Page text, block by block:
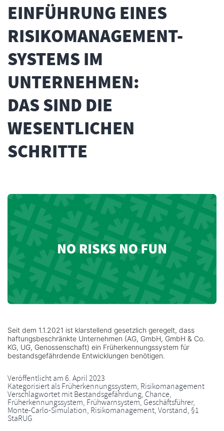
EINFÜHRUNG EINES
RISIKOMANAGEMENT-
SYSTEMS IM
UNTERNEHMEN:
DAS SIND DIE
WESENTLICHEN
SCHRITTE
Seit dem 1.1.2021 ist klarstellend gesetzlich geregelt, dass
haftungsbeschränkte Unternehmen (AG, GmbH, GmbH & Co.
KG, UG, Genossenschaft) ein Früherkennungssystem für
bestandsgefährdende Entwicklungen benötigen.
Veröffentlicht am6. April 2023
Kategorisiert alsFrüherkennungssystem, Risikomanagement
Verschlagwortet mitBestandsgefährdung, Chance,
Früherkennungssystem, Frühwarnsystem, Geschäftsführer,
Monte-Carlo-Simulation, Risikomanagement,Vorstand,§1
StaRUG